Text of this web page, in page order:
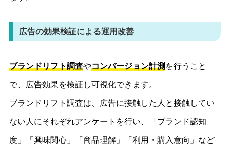
広告の効果検証による運用改善
ブランドリフト調査やコンバージョン計測を行うこと
で、広告効果を検証し可視化できます。
ブランドリフト調査は、広告に接触した人と接触してい
ない人にそれぞれアンケートを行い、「ブランド認知
度」「興味関心」「商品理解」「利用・購入意向」など